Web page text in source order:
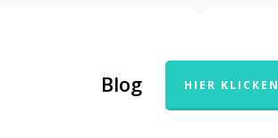
Blog HIER KLICKEN